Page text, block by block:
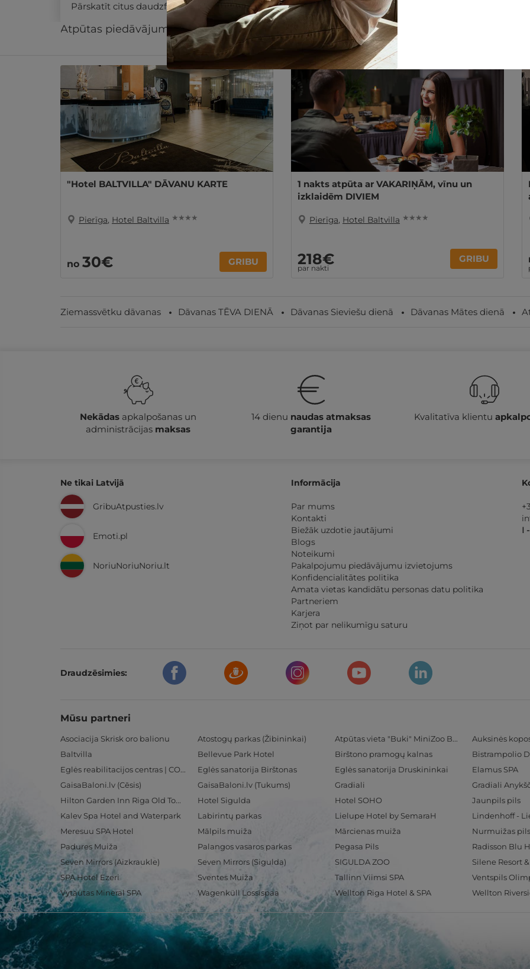
Atpūtas piedāvājums Apraksts Kontakti Noteikumi
Pārskatīt citus daudzfunkcionālās dāvanu kartes TOP piedāvājumus
Līdzīgi atpūtas piedāvājumi
"Hotel BALTVILLA" DĀVANU KARTE
Pierīga, Hotel Baltvilla ★ ★ ★ ★
no 30€ GRIBU
1 nakts atpūta ar VAKARIŅĀM, vīnu un
izklaidēm DIVIEM
Pierīga, Hotel Baltvilla ★ ★ ★ ★
218€
par nakti
GRIBU
Ziemassvētku dāvanas Dāvanas TĒVA DIENĀ Dāvanas Sieviešu dienā Dāvanas Mātes dienā
Nekādasapkalpošanas un
administrācijas maksas
14 dienu naudas atmaksas
garantija
Kvalitatīva klientu
Ne tikai Latvijā
GribuAtpusties.lv
Emoti.pl
NoriuNoriuNoriu.lt
Informācija
Par mums
Kontakti
Biežāk uzdotie jautājumi
Blogs
Noteikumi
Pakalpojumu piedāvājumu izvietojums
Konfidencialitātes politika
Amata vietas kandidātu personas datu politika
Partneriem
Karjera
Ziņot par nelikumīgu saturu
I
Draudzēsimies:
Mūsu partneri
Asociacija Skrisk oro balionu Atostogų parkas (Žibininkai) Atpūtas vieta "Buki" MiniZoo BUKS Auksinės
Baltvilla
Bellevue Park Hotel Birštono pramogų kalnas Bistrampolio
Eglės reabilitacijos centras | CORE
Eglės sanatorija Birštonas Eglės sanatorija Druskininkai Elamus SPA
GaisaBaloni.lv (Cēsis)
GaisaBaloni.lv (Tukums) Gradiali Gradiali
Hilton Garden Inn Riga Old Town
Hotel Sigulda Hotel SOHO Jaunpils pils
Kalev Spa Hotel and Waterpark
Labirintų parkas Lielupe Hotel by SemaraH Lindenhoff -
Meresuu SPA Hotel
Mālpils muiža Mārcienas muiža Nurmuižas pils
Padures Muiža
Palangos vasaros parkas Pegasa Pils
Seven Mirrors (Aizkraukle)
Seven Mirrors (Sigulda) SIGULDA ZOO Silene Resort &
SPA Hotel Ezeri
Sventes Muiža Tallinn Viimsi SPA
Vytautas Mineral SPA
Wagenküll Lossispaa Wellton Riga Hotel & SPA Wellton